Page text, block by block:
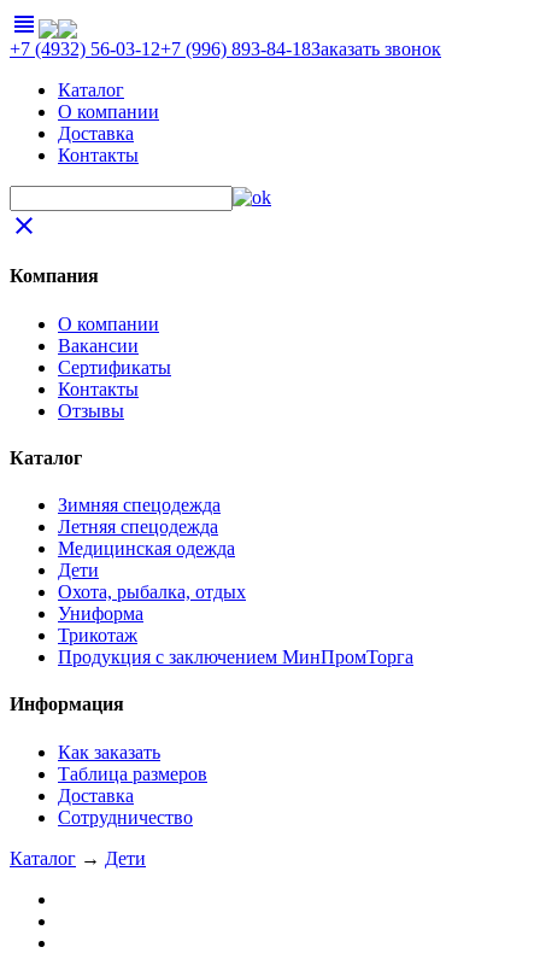
view_headline
+7 (4932) 56-03-12+7 (996) 893-84-18Заказать звонок
Каталог
О компании
Доставка
Контакты
close
Компания
О компании
Вакансии
Сертификаты
Контакты
Отзывы
Каталог
Зимняя спецодежда
Летняя спецодежда
Медицинская одежда
Дети
Охота, рыбалка, отдых
Униформа
Трикотаж
Продукция с заключением МинПромТорга
Информация
Как заказать
Таблица размеров
Доставка
Сотрудничество
Каталог → Дети